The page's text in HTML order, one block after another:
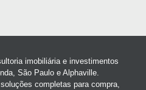
imobiliária e investimentos
São Paulo e Alphaville.
completas para compra,